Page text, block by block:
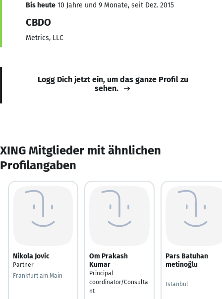
Bis heute 10 Jahre und 9 Monate, seit Dez. 2015
CBDO
Metrics, LLC
Logg Dich jetzt ein, um das ganze Profil zu
sehen.
XING Mitglieder mit ähnlichen
Profilangaben
Nikola Jovic
Partner
Frankfurt am Main
Om Prakash
Kumar
Principal
coordinator/Consulta
nt
Pars Batuhan
metinoğlu
---
Istanbul